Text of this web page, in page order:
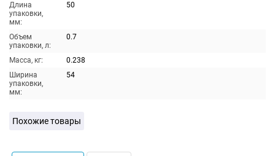
Длина
упаковки,
мм:
50
Объем
упаковки, л:
0.7
Масса, кг:
0.238
Ширина
упаковки,
мм:
54
Похожие товары